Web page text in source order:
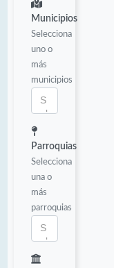
Municipios
Selecciona
uno o
más
municipios
Parroquias
Selecciona
una o
más
parroquias